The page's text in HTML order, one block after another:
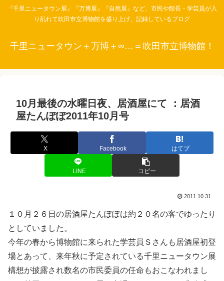
『千里ニュータウン展』『万博展』『自然展』など、市民や館長・学芸員が入
り乱れて吹田市立博物館を盛り上げ、記録しているブログ
千里ニュータウン＋万博＋∞…＝吹田市立博物館！
10月最後の水曜日夜、居酒屋にて ：居酒
屋たんぽぽ2011年10月号
X Facebook はてブ
LINE コピー
2011.10.31
１０月２６日の居酒屋たんぽぽは約２０名の客でゆったり
としていました。
今年の春から博物館に来られた学芸員Ｓさんも居酒屋初登
場とあって、来年秋に予定されている千里ニュータウン展
構想が披露され数名の市民委員の任命もおこなわれまし